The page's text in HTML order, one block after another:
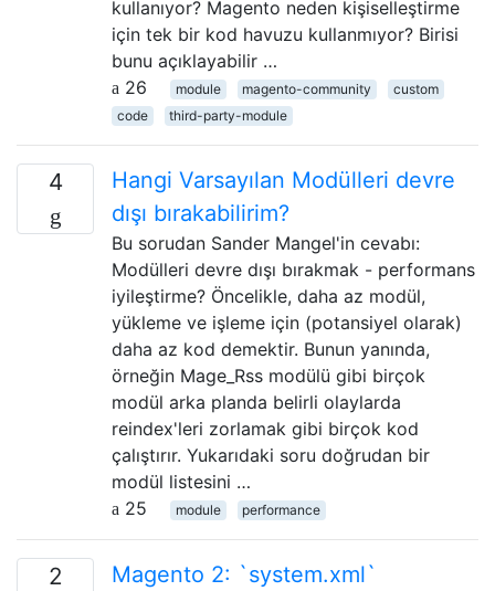
kullanıyor? Magento neden kişiselleştirme
için tek bir kod havuzu kullanmıyor? Birisi
bunu açıklayabilir …
26
module magento-community
custom
code
third-party-module
4
Hangi Varsayılan Modülleri devre
dışı bırakabilirim?
Bu sorudan Sander Mangel'in cevabı:
Modülleri devre dışı bırakmak - performans
iyileştirme? Öncelikle, daha az modül,
yükleme ve işleme için (potansiyel olarak)
daha az kod demektir. Bunun yanında,
örneğin Mage_Rss modülü gibi birçok
modül arka planda belirli olaylarda
reindex'leri zorlamak gibi birçok kod
çalıştırır. Yukarıdaki soru doğrudan bir
modül listesini …
25
module performance
2
Magento 2: `system.xml`